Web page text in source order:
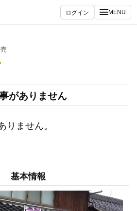
ログイン MENU
がありません
ません。
基本情報